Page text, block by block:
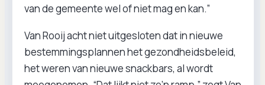
van de gemeente wel of niet mag en kan.”
Van Rooij acht niet uitgesloten dat in nieuwe
bestemmingsplannen het gezondheidsbeleid,
het weren van nieuwe snackbars, al wordt